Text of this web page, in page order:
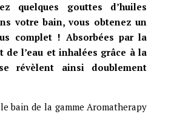
quelques gouttes d’huiles
votre bain, vous obtenez un
complet ! Absorbées par la
de l’eau et inhalées grâce à la
révèlent ainsi doublement
bain de la gamme Aromatherapy